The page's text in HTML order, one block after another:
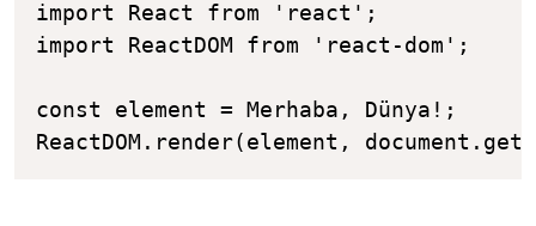
import React from 'react';
import ReactDOM from 'react-dom';
const element = Merhaba, Dünya!;